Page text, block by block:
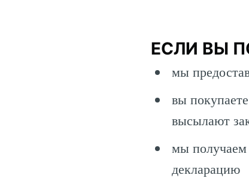
ЕСЛИ ВЫ
мы
вы
высылают
мы получаем
декларацию